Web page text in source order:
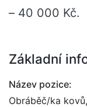
– 40 000 Kč.
Základní
Název pozice:
Obráběč/ka